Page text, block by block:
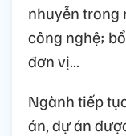
nhuyễn trong
công nghệ;
đơn vị...
Ngành tiếp
án, dự án